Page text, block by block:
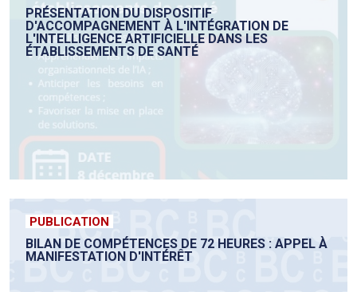
PRÉSENTATION DU DISPOSITIF
D'ACCOMPAGNEMENT À L'INTÉGRATION DE
L'INTELLIGENCE ARTIFICIELLE DANS LES
ÉTABLISSEMENTS DE SANTÉ
PUBLICATION
BILAN DE COMPÉTENCES DE 72 HEURES : APPEL À
MANIFESTATION D'INTÉRÊT